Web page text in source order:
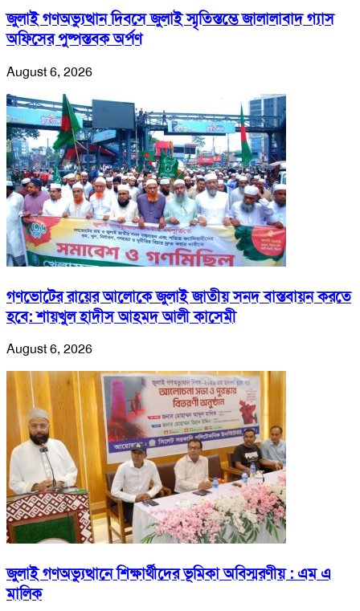
জুলাই গণঅভ্যুত্থান দিবসে জুলাই স্মৃতিস্তম্ভে জালালাবাদ গ্যাস
অফিসের পুষ্পস্তবক অর্পণ
August 6, 2026
গণভোটের রায়ের আলোকে জুলাই জাতীয় সনদ বাস্তবায়ন করতে
হবে: শায়খুল হাদীস আহমদ আলী কাসেমী
August 6, 2026
জুলাই গণঅভ্যুত্থানে শিক্ষার্থীদের ভূমিকা অবিস্মরণীয় : এম এ
মালিক